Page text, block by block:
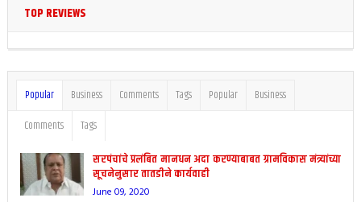
TOP REVIEWS
Popular Business Comments Tags Popular
Business
Comments
Tags
सरपंचांचे प्रलंबित मानधन अदा करण्याबाबत ग्रामविकास मंत्र्यांच्या
सूचनेनुसार तातडीने कार्यवाही
June 09, 2020